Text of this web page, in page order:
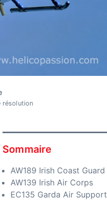
résolution
Sommaire
AW189 Irish Coast Guard
AW139 Irish Air Corps
EC135 Garda Air Support